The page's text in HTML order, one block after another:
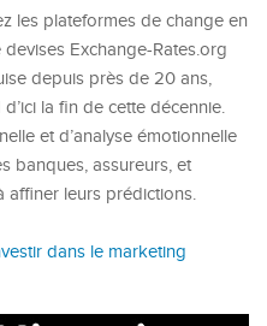
les plateformes de change en
Exchange-Rates.org
depuis près de 20 ans,
la fin de cette décennie.
et d’analyse émotionnelle
banques, assureurs, et
affiner leurs prédictions.
dans le marketing